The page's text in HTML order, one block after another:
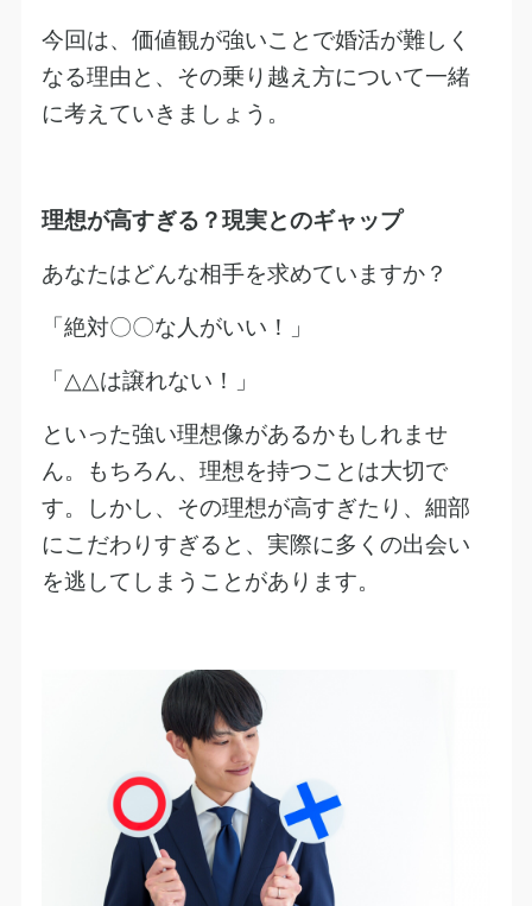
今回は、価値観が強いことで婚活が難しく
なる理由と、その乗り越え方について一緒
に考えていきましょう。
理想が高すぎる？現実とのギャップ
あなたはどんな相手を求めていますか？
「絶対〇〇な人がいい！」
「△△は譲れない！」
といった強い理想像があるかもしれませ
ん。もちろん、理想を持つことは大切で
す。しかし、その理想が高すぎたり、細部
にこだわりすぎると、実際に多くの出会い
を逃してしまうことがあります。